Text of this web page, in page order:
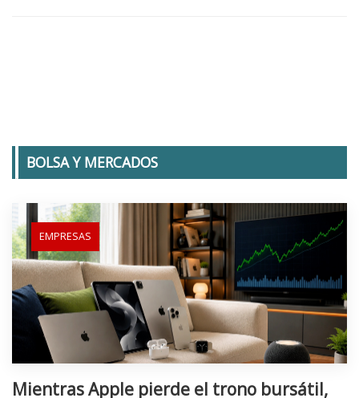
BOLSA Y MERCADOS
EMPRESAS
Mientras Apple pierde el trono bursátil,